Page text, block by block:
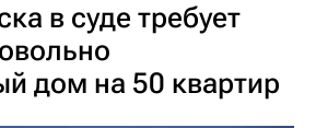
в суде требует
дом на 50 квартир